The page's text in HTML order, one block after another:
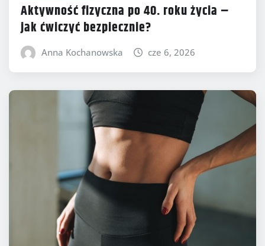
Aktywność fizyczna po 40. roku życia –
jak ćwiczyć bezpiecznie?
Anna Kochanowska cze 6, 2026